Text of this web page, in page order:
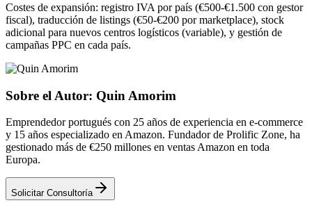
Costes de expansión: registro IVA por país (€500-€1.500 con gestor
fiscal), traducción de listings (€50-€200 por marketplace), stock
adicional para nuevos centros logísticos (variable), y gestión de
campañas PPC en cada país.
Sobre el Autor: Quin Amorim
Emprendedor portugués con 25 años de experiencia en e-commerce
y 15 años especializado en Amazon. Fundador de Prolific Zone, ha
gestionado más de €250 millones en ventas Amazon en toda
Europa.
Solicitar Consultoría